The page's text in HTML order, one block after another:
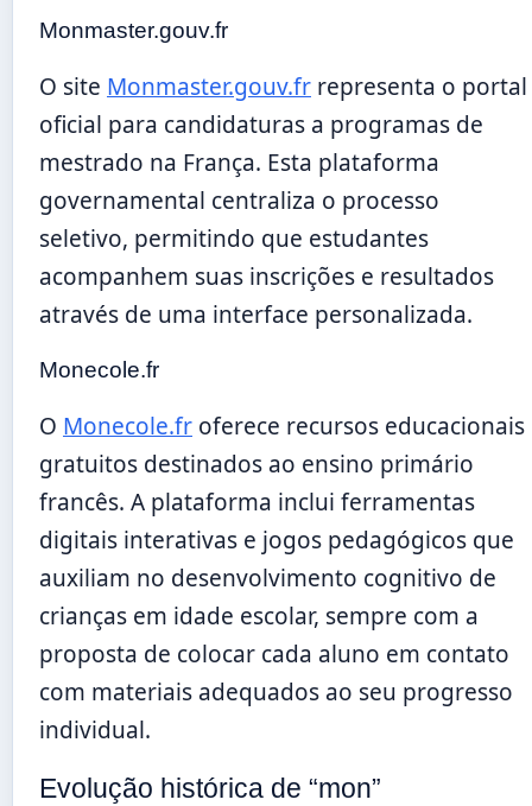
Monmaster.gouv.fr
O site Monmaster.gouv.fr representa o portal
oficial para candidaturas a programas de
mestrado na França. Esta plataforma
governamental centraliza o processo
seletivo, permitindo que estudantes
acompanhem suas inscrições e resultados
através de uma interface personalizada.
Monecole.fr
O Monecole.fr oferece recursos educacionais
gratuitos destinados ao ensino primário
francês. A plataforma inclui ferramentas
digitais interativas e jogos pedagógicos que
auxiliam no desenvolvimento cognitivo de
crianças em idade escolar, sempre com a
proposta de colocar cada aluno em contato
com materiais adequados ao seu progresso
individual.
Evolução histórica de “mon”